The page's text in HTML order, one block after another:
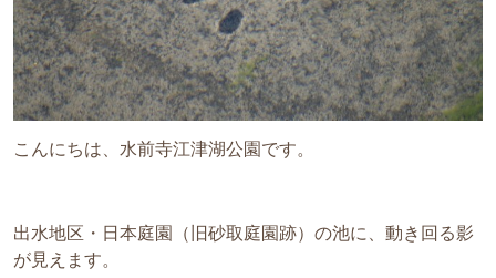
こんにちは、水前寺江津湖公園です。
出水地区・日本庭園（旧砂取庭園跡）の池に、動き回る影
が見えます。